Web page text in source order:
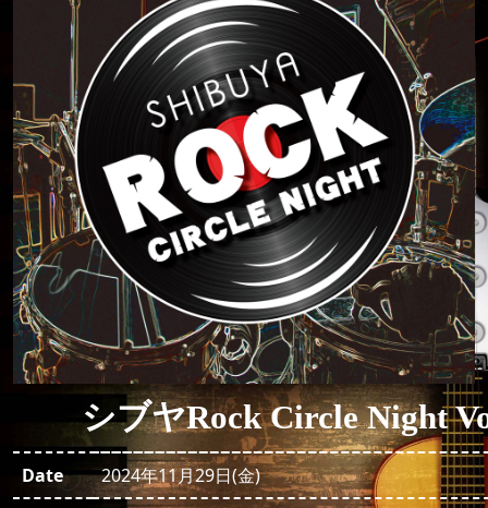
シブヤRock Circle Night
Date
2024年11月29日(金)